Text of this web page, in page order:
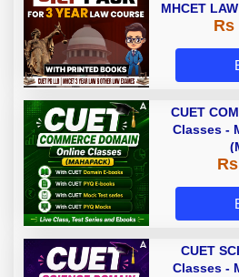
MHCET
with
Rs
CUET
Classes -
CUET
Classes -